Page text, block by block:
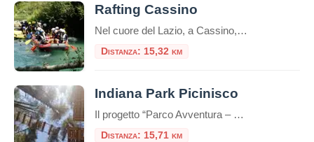
Rafting Cassino
Nel cuore del Lazio, a Cassino, Adventureland offre un’esperienza di rafting unica lungo il fiume Gari. Questo parco avventura, tra i più moderni del Centro Italia, propone attività all’aria aperta per tutte le età, combinando sport, natura e divertimento. Il Fiume Gari: Natura e Avventura Il fiume Gari, con le sue acque cristalline e un […]
Distanza: 15,32 km
Indiana Park Picinisco
Il progetto “Parco Avventura – educativo”, è rivolto a tutto il pubblico interessato ad interagire in modo originale con la natura, in quanto esso rappresenta un’occasione di divertimento a diretto contatto con la natura offrendo inoltre co
Distanza: 15,71 km